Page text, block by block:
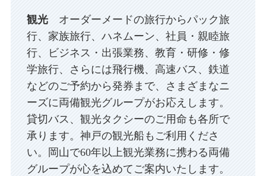
観光オーダーメードの旅行からパック旅
行、家族旅行、ハネムーン、社員・親睦旅
行、ビジネス・出張業務、教育・研修・修
学旅行、さらには飛行機、高速バス、鉄道
などのご予約から発券まで、さまざまなニ
ーズに両備観光グループがお応えします。
貸切バス、観光タクシーのご用命も各所で
承ります。神戸の観光船もご利用くださ
い。岡山で60年以上観光業務に携わる両備
グループが心を込めてご案内いたします。